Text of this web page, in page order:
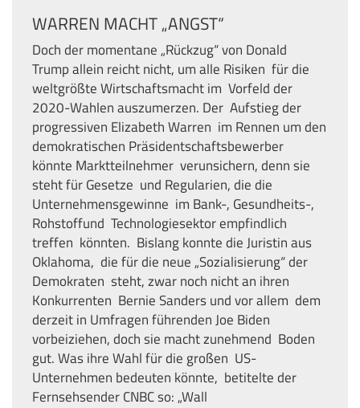
WARREN MACHT „ANGST“
Doch der momentane „Rückzug“ von Donald
Trump allein reicht nicht, um alle Risiken für die
weltgrößte Wirtschaftsmacht im Vorfeld der
2020-Wahlen auszumerzen. Der Aufstieg der
progressiven Elizabeth Warren im Rennen um den
demokratischen Präsidentschaftsbewerber
könnte Marktteilnehmer verunsichern, denn sie
steht für Gesetze und Regularien, die die
Unternehmensgewinne im Bank-, Gesundheits-,
Rohstoffund Technologiesektor empfindlich
treffen könnten. Bislang konnte die Juristin aus
Oklahoma, die für die neue „Sozialisierung“ der
Demokraten steht, zwar noch nicht an ihren
Konkurrenten Bernie Sanders und vor allem dem
derzeit in Umfragen führenden Joe Biden
vorbeiziehen, doch sie macht zunehmend Boden
gut. Was ihre Wahl für die großen US-
Unternehmen bedeuten könnte, betitelte der
Fernsehsender CNBC so: „Wall